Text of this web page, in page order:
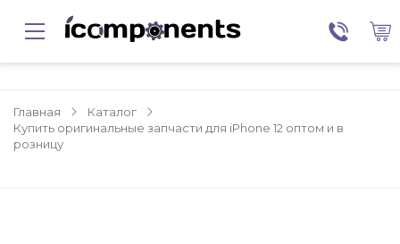
Главная
Каталог
Купить оригинальные запчасти для iPhone 12 оптом и в
розницу